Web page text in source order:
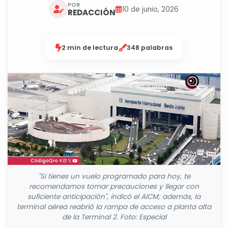
POR
REDACCIÓN 10 de junio, 2026
2 min de lectura 348 palabras
"Si tienes un vuelo programado para hoy, te
recomendamos tomar precauciones y llegar con
suficiente anticipación", indicó el AICM; además, la
terminal aérea reabrió la rampa de acceso a planta alta
de la Terminal 2. Foto: Especial